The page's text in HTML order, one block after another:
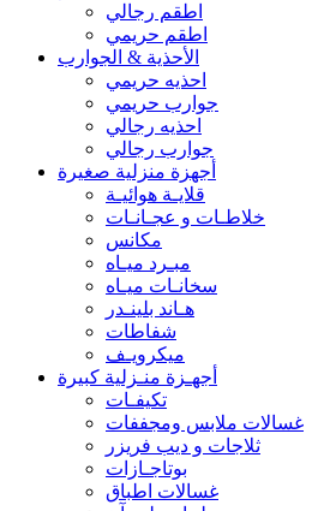
اطقم رجالي
اطقم حريمي
الأحذية & الجوارب
احذيه حريمي
جوارب حريمي
احذيه رجالي
جوارب رجالي
أجهزة منزلية صغيرة
قلايـة هوائيـة
خلاطـات و عجـانـات
مكانس
مبـرد ميـاه
سخانـات ميـاه
هـاند بلينـدر
شفاطات
ميكرويـف
أجهـزة منـزلية كبيرة
تكيفـات
غسالات ملابس ومجففات
ثلاجات و ديب فريزر
بوتاجـازات
غسالات اطباق